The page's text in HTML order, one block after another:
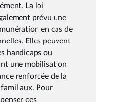
La loi
prévu une
en cas de
Elles peuvent
handicaps ou
une mobilisation
renforcée de la
Pour
ces